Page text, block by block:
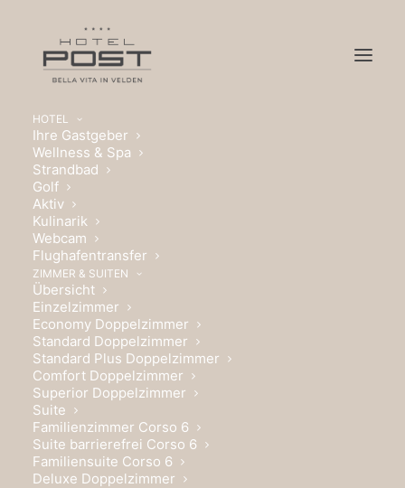
HOTEL
Ihre Gastgeber
Wellness & Spa
Strandbad
Golf
Aktiv
Kulinarik
Webcam
Flughafentransfer
ZIMMER & SUITEN
Übersicht
Einzelzimmer
Economy Doppelzimmer
Standard Doppelzimmer
Standard Plus Doppelzimmer
Comfort Doppelzimmer
Superior Doppelzimmer
Suite
Familienzimmer Corso 6
Suite barrierefrei Corso 6
Familiensuite Corso 6
Deluxe Doppelzimmer
DOPPELZIMMER
DETAILS